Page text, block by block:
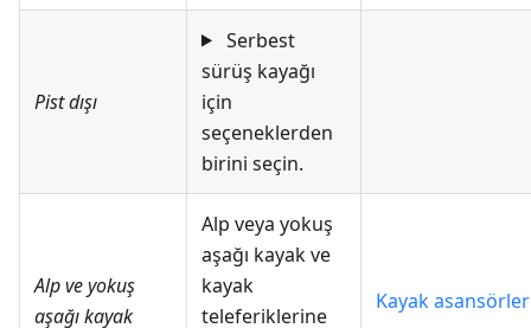
Pist dışı
Serbest
sürüş kayağı
için
seçeneklerden
birini seçin.
Alp ve yokuş
aşağı kayak
Alp veya yokuş
aşağı kayak ve
kayak
teleferiklerine
Kayak